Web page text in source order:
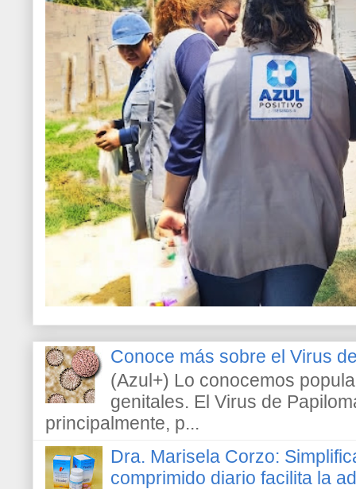
Conoce más sobre el Virus
(Azul+) Lo conocemos
genitales. El Virus de
principalmente, p...
Dra. Marisela Corzo:
comprimido diario facilita la